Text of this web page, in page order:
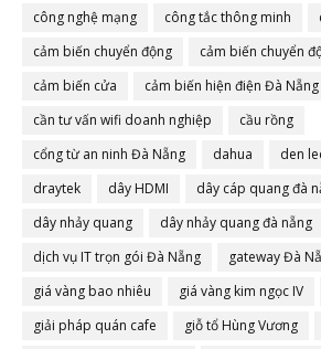
công nghệ mạng
công tắc thông minh
cảm biến chuyển động
cảm biến chuyển
cảm biến cửa
cảm biến hiện điện Đà Nẵng
cần tư vấn wifi doanh nghiệp
cầu rồng
cổng từ an ninh Đà Nẵng
dahua
den
draytek
dây HDMI
dây cáp quang đà
dây nhảy quang
dây nhảy quang đà nẵng
dịch vụ IT trọn gói Đà Nẵng
gateway Đà
giá vàng bao nhiêu
giá vàng kim ngọc IV
giải pháp quán cafe
giỗ tổ Hùng Vương